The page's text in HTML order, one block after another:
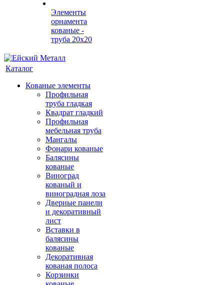
Элементы
орнамента
кованые -
труба 20х20
Каталог
Кованые элементы
Профильная
труба гладкая
Квадрат гладкий
Профильная
мебельная труба
Мангалы
Фонари кованые
Балясины
кованые
Виноград
кованый и
виноградная лоза
Дверные панели
и декоративный
лист
Вставки в
балясины
кованые
Декоративная
кованая полоса
Корзинки